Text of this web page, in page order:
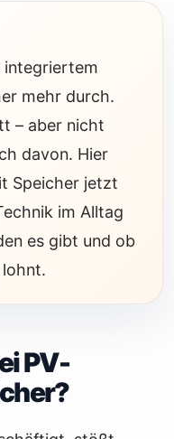
integriertem
mehr durch.
– aber nicht
davon. Hier
Speicher jetzt
im Alltag
es gibt und ob
PV-